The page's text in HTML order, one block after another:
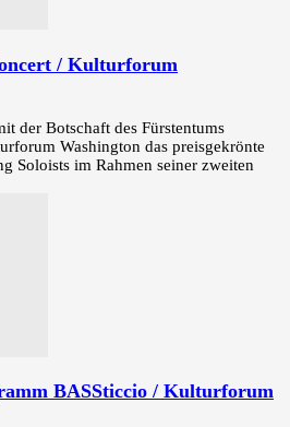
/ Kulturforum
der Botschaft des Fürstentums
Washington das preisgekrönte
Soloists im Rahmen seiner zweiten
BASSticcio / Kulturforum